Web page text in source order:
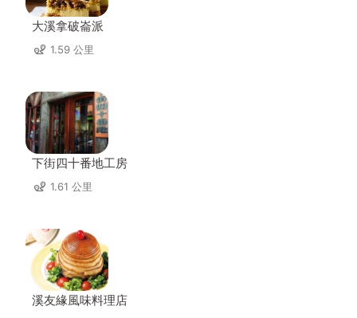
大溪拿破崙派
1.59 公里
下街四十番地工房
1.61 公里
溪友緣風味料理店